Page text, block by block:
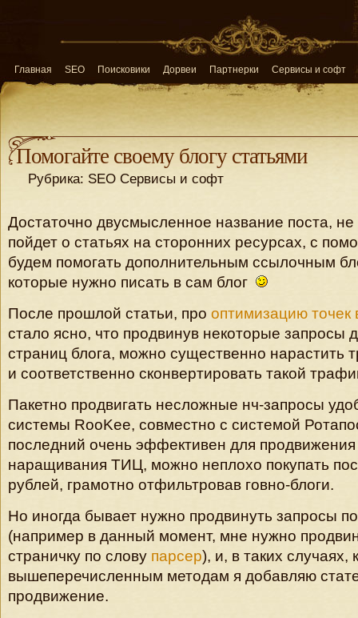
Главная SEO Поисковики Дорвеи Партнерки Сервисы и софт
Помогайте cвоему блогу статьями
Рубрика: SEO Сервисы и софт
Достаточно двусмысленное название поста,
пойдет о статьях на сторонних ресурсах, с
будем помогать дополнительным ссылочным
которые нужно писать в сам блог
После прошлой статьи, про оптимизацию точек
стало ясно, что продвинув некоторые запросы
страниц блога, можно существенно нарастить
и соответственно сконвертировать такой
Пакетно продвигать несложные нч-запросы
системы RooKee, совместно с системой
последний очень эффективен для продвижения
наращивания ТИЦ, можно неплохо покупать
рублей, грамотно отфильтровав говно-блоги.
Но иногда бывает нужно продвинуть запросы
(например в данный момент, мне нужно
страничку по слову парсер), и, в таких случаях, к
вышеперечисленным методам я добавляю
продвижение.